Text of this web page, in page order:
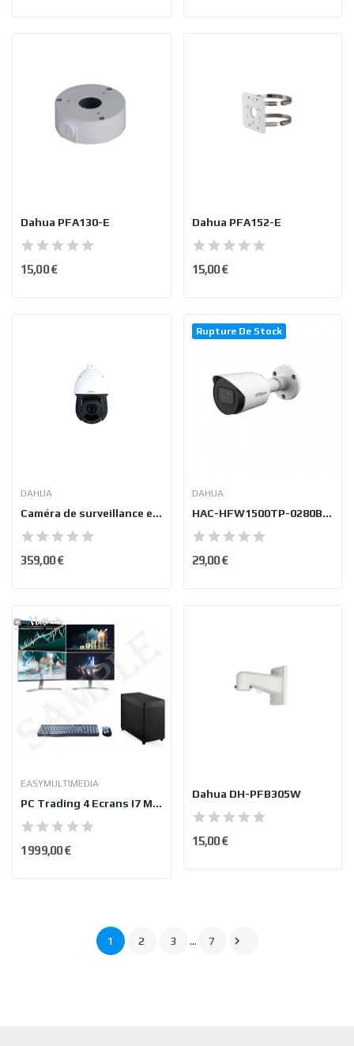
Dahua PFA130-E
15,00 €
Dahua PFA152-E
15,00 €
DAHUA
Caméra de surveillance extérieure Dahua...
359,00 €
Rupture De Stock
DAHUA
HAC-HFW1500TP-0280B-S3-DIP
29,00 €
EASYMULTIMEDIA
PC Trading 4 Ecrans I7 Multi-Affichages 2025...
1 999,00 €
Dahua DH-PFB305W
15,00 €
1 2 3 … 7 